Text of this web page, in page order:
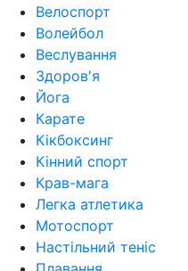
Велоспорт
Волейбол
Веслування
Здоров'я
Йога
Карате
Кікбоксинг
Кінний спорт
Крав-мага
Легка атлетика
Мотоспорт
Настільний теніс